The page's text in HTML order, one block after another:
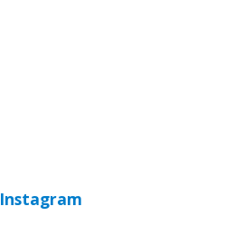
Instagram